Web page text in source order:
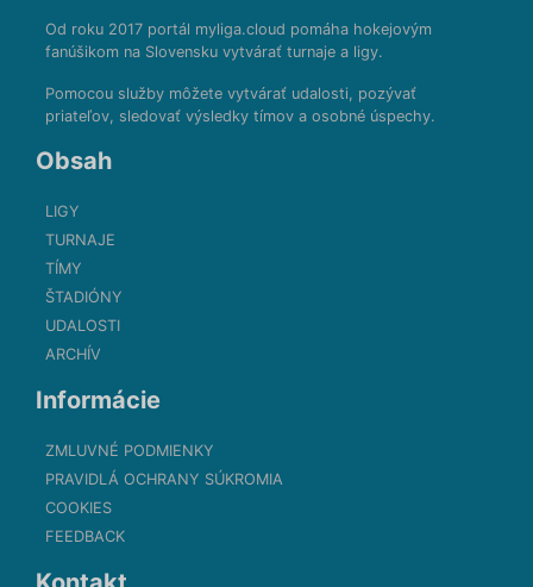
Od roku 2017 portál myliga.cloud pomáha hokejovým
fanúšikom na Slovensku vytvárať turnaje a ligy.
Pomocou služby môžete vytvárať udalosti, pozývať
priateľov, sledovať výsledky tímov a osobné úspechy.
Obsah
LIGY
TURNAJE
TÍMY
ŠTADIÓNY
UDALOSTI
ARCHÍV
Informácie
ZMLUVNÉ PODMIENKY
PRAVIDLÁ OCHRANY SÚKROMIA
COOKIES
FEEDBACK